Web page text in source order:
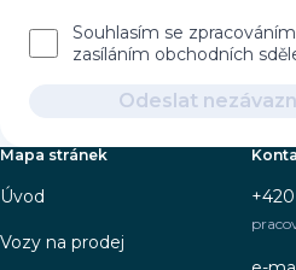
Souhlasím se
zasíláním obchodních
Odeslat
Mapa stránek
Úvod
Vozy na prodej